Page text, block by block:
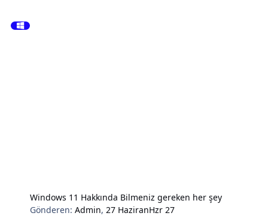
Windows 11 Hakkında Bilmeniz gereken her şey
Gönderen:Admin, 27 HaziranHzr 27